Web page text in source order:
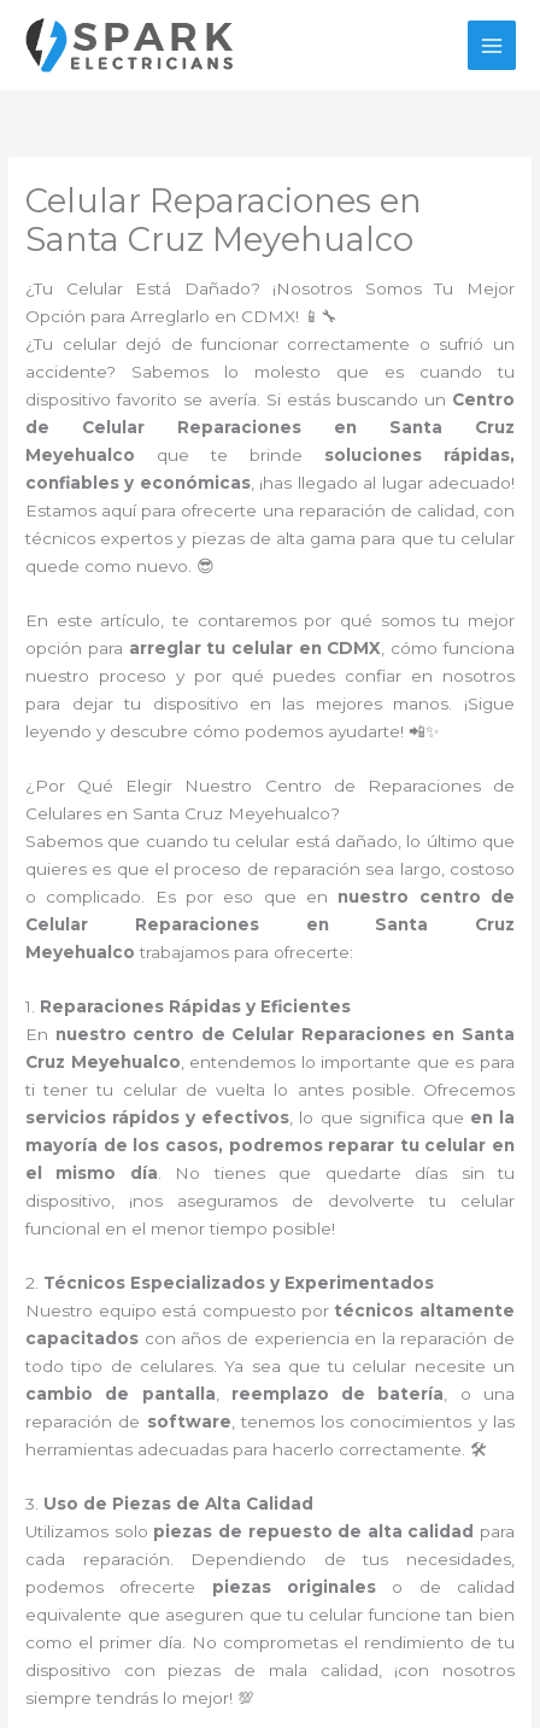
contenido
Celular Reparaciones en
Santa Cruz Meyehualco
¿Tu Celular Está Dañado? ¡Nosotros Somos Tu Mejor
Opción para Arreglarlo en CDMX! 📱🔧
¿Tu celular dejó de funcionar correctamente o sufrió un
accidente? Sabemos lo molesto que es cuando tu
dispositivo favorito se avería. Si estás buscando un Centro
de Celular Reparaciones en Santa Cruz
Meyehualco que te brinde soluciones rápidas,
confiables y económicas, ¡has llegado al lugar adecuado!
Estamos aquí para ofrecerte una reparación de calidad, con
técnicos expertos y piezas de alta gama para que tu celular
quede como nuevo. 😎
En este artículo, te contaremos por qué somos tu mejor
opción para arreglar tu celular en CDMX , cómo funciona
nuestro proceso y por qué puedes confiar en nosotros
para dejar tu dispositivo en las mejores manos. ¡Sigue
leyendo y descubre cómo podemos ayudarte! 📲✨
¿Por Qué Elegir Nuestro Centro de Reparaciones de
Celulares en Santa Cruz Meyehualco?
Sabemos que cuando tu celular está dañado, lo último que
quieres es que el proceso de reparación sea largo, costoso
o complicado. Es por eso que en nuestro centro de
Celular Reparaciones en Santa Cruz
Meyehualco trabajamos para ofrecerte:
1. Reparaciones Rápidas y Eficientes
En nuestro centro de Celular Reparaciones en Santa
Cruz Meyehualco , entendemos lo importante que es para
ti tener tu celular de vuelta lo antes posible. Ofrecemos
servicios rápidos y efectivos , lo que significa que en la
mayoría de los casos, podremos reparar tu celular en
el mismo día . No tienes que quedarte días sin tu
dispositivo, ¡nos aseguramos de devolverte tu celular
funcional en el menor tiempo posible!
2. Técnicos Especializados y Experimentados
Nuestro equipo está compuesto por técnicos altamente
capacitados con años de experiencia en la reparación de
todo tipo de celulares. Ya sea que tu celular necesite un
cambio de pantalla
reemplazo de batería , o una
reparación de software , tenemos los conocimientos y las
herramientas adecuadas para hacerlo correctamente. 🛠️
3. Uso de Piezas de Alta Calidad
Utilizamos solo piezas de repuesto de alta calidad para
cada reparación. Dependiendo de tus necesidades,
podemos ofrecerte piezas originales o de calidad
equivalente que aseguren que tu celular funcione tan bien
como el primer día. No comprometas el rendimiento de tu
dispositivo con piezas de mala calidad, ¡con nosotros
siempre tendrás lo mejor! 💯